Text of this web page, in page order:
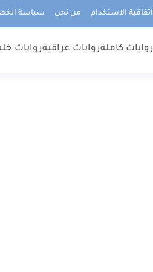
اتفاقية الاستخدام من نحن سياسة
روايات كاملةروايات عراقيةروايات